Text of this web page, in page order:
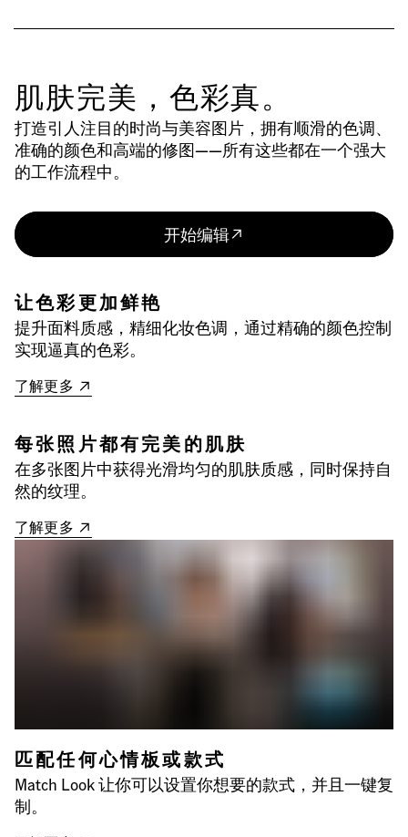
肌肤完美，色彩真。
打造引人注目的时尚与美容图片，拥有顺滑的色调、
准确的颜色和高端的修图——所有这些都在一个强大
的工作流程中。
开始编辑
让色彩更加鲜艳
提升面料质感，精细化妆色调，通过精确的颜色控制
实现逼真的色彩。
了解更多
每张照片都有完美的肌肤
在多张图片中获得光滑均匀的肌肤质感，同时保持自
然的纹理。
了解更多
匹配任何心情板或款式
Match Look 让你可以设置你想要的款式，并且一键复
制。